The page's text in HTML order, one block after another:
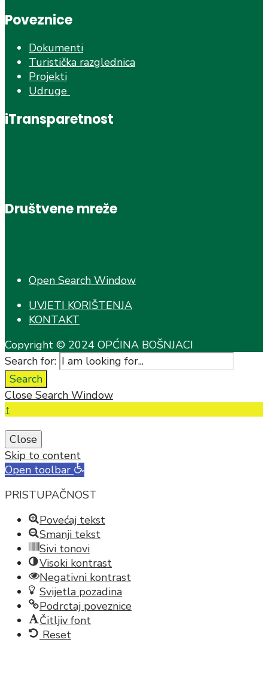
Poveznice
Dokumenti
Turistička razglednica
Projekti
Udruge
iTransparetnost
Društvene mreže
Open Search Window
UVJETI KORIŠTENJA
KONTAKT
Copyright © 2024 OPĆINA BOŠNJACI
Search for:
Search
Close Search Window
↑
Close
Skip to content
Open toolbar
PRISTUPAČNOST
Povećaj tekst
Smanji tekst
Sivi tonovi
Visoki kontrast
Negativni kontrast
Svijetla pozadina
Podrctaj poveznice
Čitljiv font
Reset